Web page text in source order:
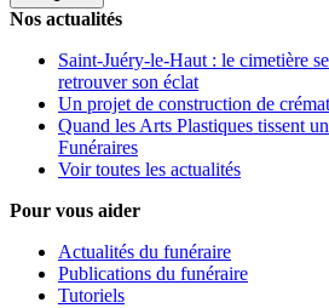
Nos actualités
Saint-Juéry-le-Haut : le cimetière
retrouver son éclat
Un projet de construction de
Quand les Arts Plastiques tissent
Funéraires
Voir toutes les actualités
Pour vous aider
Actualités du funéraire
Publications du funéraire
Tutoriels